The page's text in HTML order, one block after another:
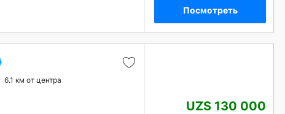
Посмотреть
6.1 км от центра
UZS 130 000